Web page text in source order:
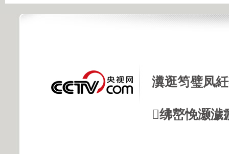
瀵逛笉璧凤
绋嶅悗灏